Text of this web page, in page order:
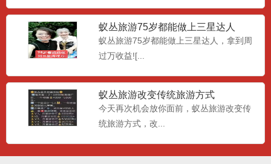
蚁丛旅游75岁都能做上三星达人
蚁丛旅游75岁都能做上三星达人，拿到周
过万收益![...
蚁丛旅游改变传统旅游方式
今天再次机会放你面前，蚁丛旅游改变传
统旅游方式，改...